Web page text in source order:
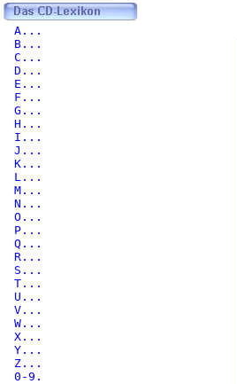
A...
B...
C...
D...
E...
F...
G...
H...
I...
J...
K...
L...
M...
N...
O...
P...
Q...
R...
S...
T...
U...
V...
W...
X...
Y...
Z...
0-9.